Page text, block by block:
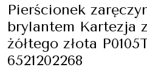
Pierścionek
brylantem Kartezja
żółtego złota
6521202268